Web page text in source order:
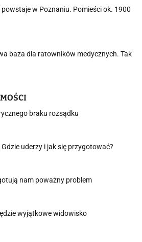
w Poznaniu. Pomieści ok. 1900
baza dla ratowników medycznych. Tak
braku rozsądku
uderzy i jak się przygotować?
nam poważny problem
wyjątkowe widowisko